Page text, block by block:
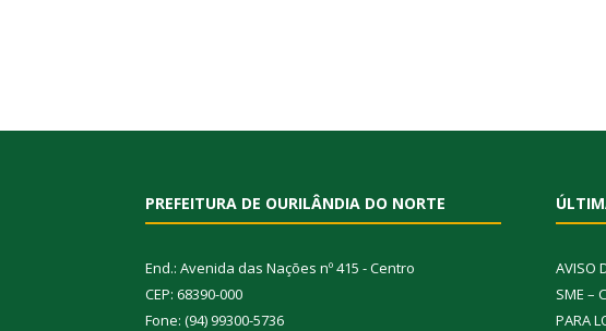
PREFEITURA DE OURILÂNDIA DO NORTE
End.: Avenida das Nações nº 415 - Centro
CEP: 68390-000
Fone: (94) 99300-5736
AVISO
SME –
PARA